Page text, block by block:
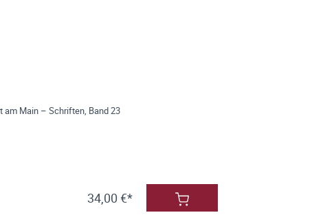
Main – Schriften, Band 23
34,00 €*